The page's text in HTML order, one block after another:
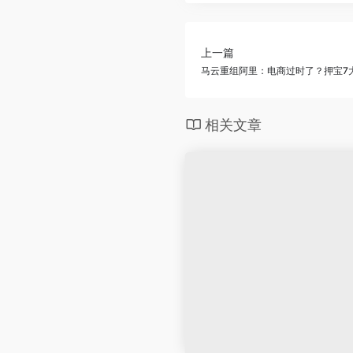
上一篇
马云重组阿里：电商过时了？押宝7
相关文章